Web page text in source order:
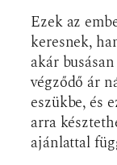
Ezek az
keresnek,
akár
végződő ár
eszükbe, és
arra
ajánlattal